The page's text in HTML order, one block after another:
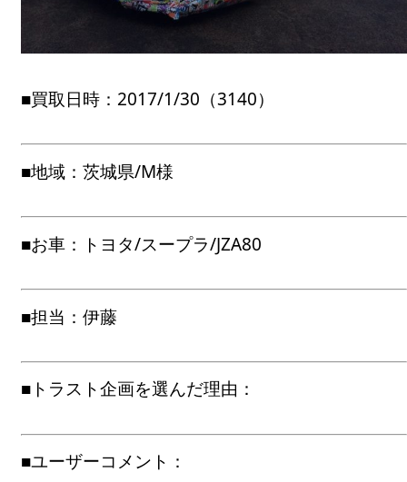
■買取日時：2017/1/30（3140）
■地域：茨城県/M様
■お車：トヨタ/スープラ/JZA80
■担当：伊藤
■トラスト企画を選んだ理由：
■ユーザーコメント：